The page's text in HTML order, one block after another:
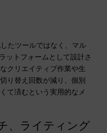
たツールではなく、マル
ットフォームとして設計さ
クリエイティブ作業や生
り替え回数が減り、個別
て済むという実用的なメ
、ライティング